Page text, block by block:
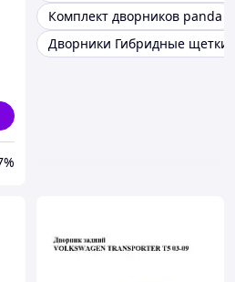
Комплект дворников panda
Дворники Гибридные щетки